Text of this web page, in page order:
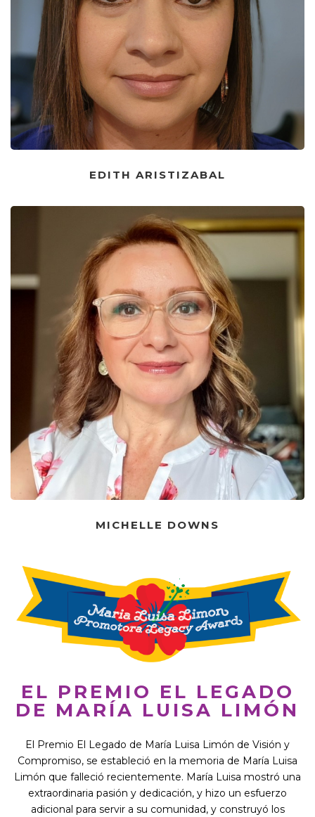
EDITH ARISTIZABAL
MICHELLE DOWNS
EL PREMIO EL LEGADO
DE MARÍA LUISA LIMÓN
El Premio El Legado de María Luisa Limón de Visión y
Compromiso, se estableció en la memoria de María Luisa
Limón que falleció recientemente. María Luisa mostró una
extraordinaria pasión y dedicación, y hizo un esfuerzo
adicional para servir a su comunidad, y construyó los